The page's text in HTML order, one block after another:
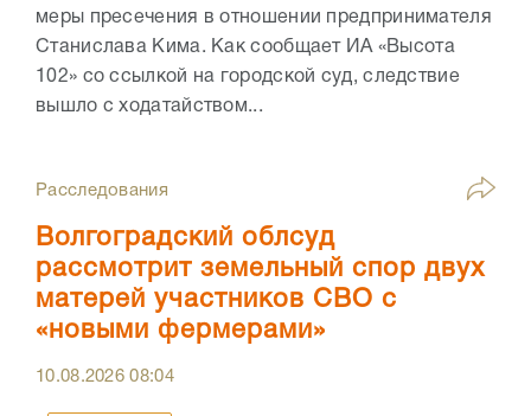
меры пресечения в отношении предпринимателя
Станислава Кима. Как сообщает ИА «Высота
102» со ссылкой на городской суд, следствие
вышло с ходатайством...
Расследования
Волгоградский облсуд
рассмотрит земельный спор двух
матерей участников СВО с
«новыми фермерами»
10.08.202608:04